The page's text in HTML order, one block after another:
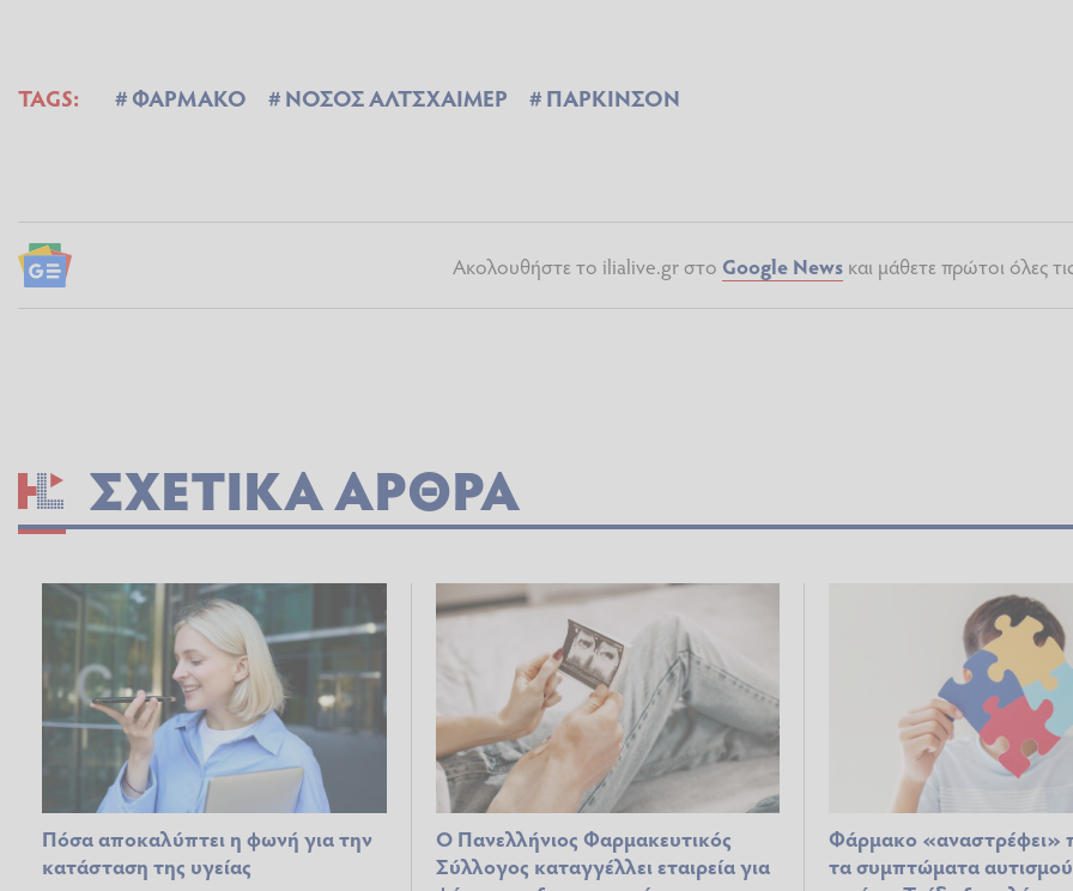
TAGS: ΦΑΡΜΑΚΟ ΝΟΣΟΣ ΑΛΤΣΧΑΙΜΕΡ ΠΑΡΚΙΝΣΟΝ
Ακολουθήστε το ilialive.gr στο Google Newsκαι μάθετε πρώτοι όλες
ΣΧΕΤΙΚΆ ΆΡΘΡΑ
Πόσα αποκαλύπτει η φωνή για την
κατάσταση της υγείας
Ο Πανελλήνιος Φαρμακευτικός
Σύλλογος καταγγέλλει εταιρεία για
Φάρμακο «αναστρέφει»
τα συμπτώματα